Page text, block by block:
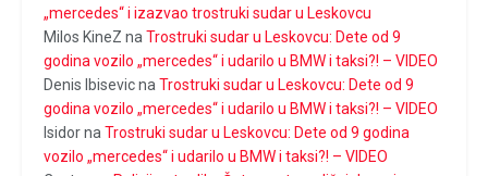
„mercedes“ i izazvao trostruki sudar u Leskovcu
Milos KineZ na Trostruki sudar u Leskovcu: Dete od 9
godina vozilo „mercedes“ i udarilo u BMW i taksi?! – VIDEO
Denis Ibisevicna Trostruki sudar u Leskovcu: Dete od 9
godina vozilo „mercedes“ i udarilo u BMW i taksi?! – VIDEO
Isidorna Trostruki sudar u Leskovcu: Dete od 9 godina
vozilo „mercedes“ i udarilo u BMW i taksi?! – VIDEO